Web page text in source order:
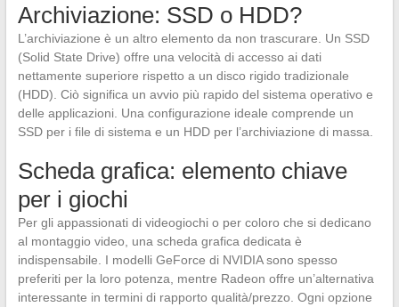
Archiviazione: SSD o HDD?
L’archiviazione è un altro elemento da non trascurare. Un SSD
(Solid State Drive) offre una velocità di accesso ai dati
nettamente superiore rispetto a un disco rigido tradizionale
(HDD). Ciò significa un avvio più rapido del sistema operativo e
delle applicazioni. Una configurazione ideale comprende un
SSD per i file di sistema e un HDD per l’archiviazione di massa.
Scheda grafica: elemento chiave
per i giochi
Per gli appassionati di videogiochi o per coloro che si dedicano
al montaggio video, una scheda grafica dedicata è
indispensabile. I modelli GeForce di NVIDIA sono spesso
preferiti per la loro potenza, mentre Radeon offre un’alternativa
interessante in termini di rapporto qualità/prezzo. Ogni opzione